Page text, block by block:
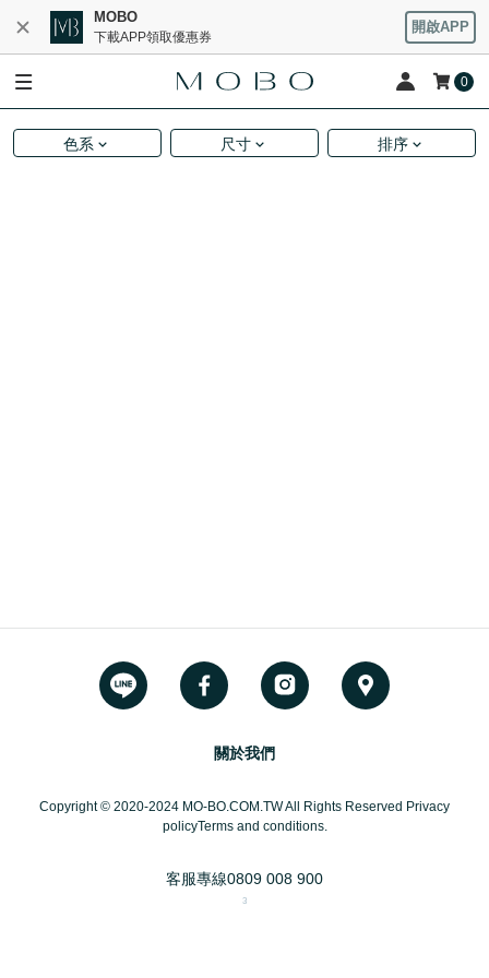
MOBO
下載APP領取優惠券
開啟APP
0
色系 尺寸 排序
關於我們
Copyright © 2020-2024 MO-BO.COM.TW All Rights Reserved Privacy
policyTerms and conditions.
客服專線0809 008 900
3